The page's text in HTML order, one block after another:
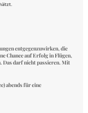
entgegenzuwirken, die
Chance auf Erfolg in Flügen,
Das darf nicht passieren. Mit
abends für eine